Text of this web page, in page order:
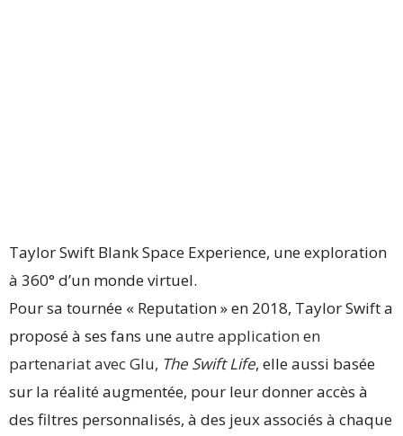
Taylor Swift Blank Space Experience, une exploration
à 360° d’un monde virtuel.
Pour sa tournée « Reputation » en 2018, Taylor Swift a
proposé à ses fans uneautre application en
partenariat avec Glu, The Swift Life, elle aussi basée
sur la réalité augmentée, pour leur donner accès à
des filtres personnalisés, à des jeux associés à chaque